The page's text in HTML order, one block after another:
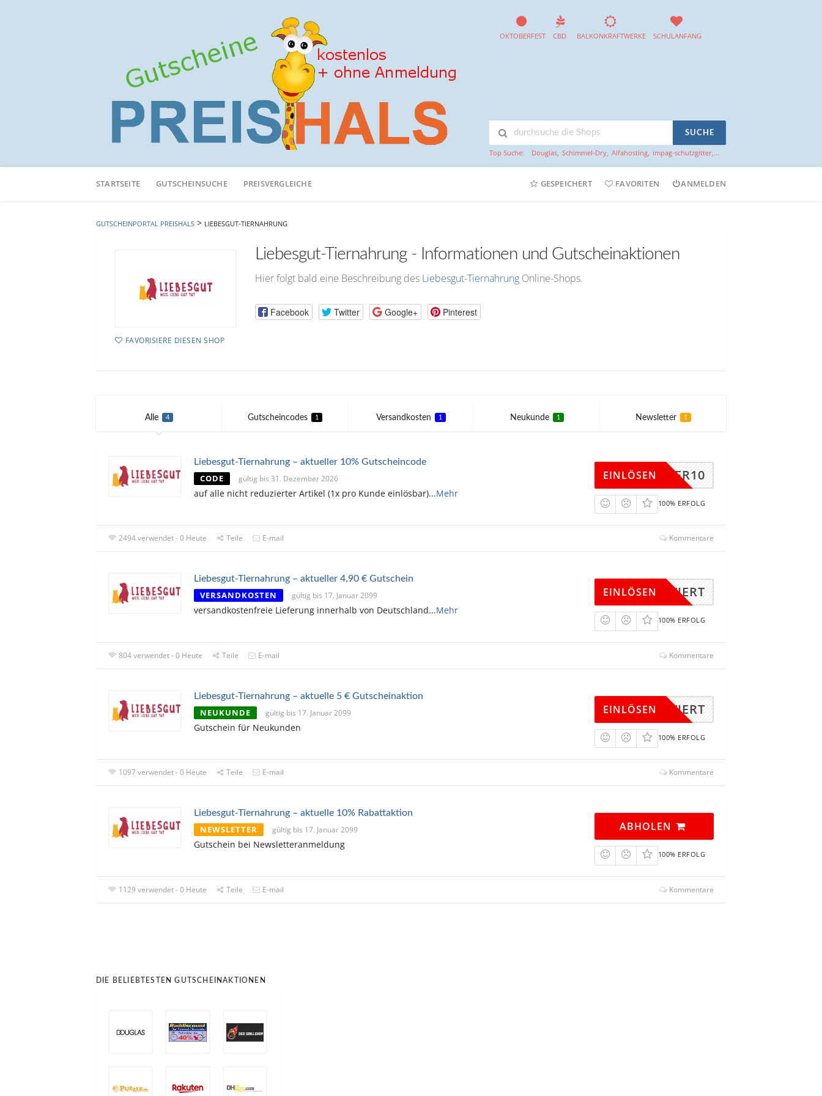
OKTOBERFEST CBD BALKONKRAFTWERKE SCHULANFANG
SUCHE
Top Suche: Douglas, Schimmel-Dry, Alfahosting, impag-schutzgitter,...
Online-
STARTSEITE GUTSCHEINSUCHE PREISVERGLEICHE GESPEICHERT FAVORITEN ANMELDEN
GUTSCHEINPORTAL PREISHALS > LIEBESGUT-TIERNAHRUNG
FAVORISIERE DIESEN SHOP
Liebesgut-Tiernahrung - Informationen und Gutscheinaktionen
Hier folgt bald eine Beschreibung des Liebesgut-Tiernahrung Online-Shops.
Facebook Twitter Google+ Pinterest
Alle 4 Gutscheincodes 1 Versandkosten 1 Neukunde 1 Newsletter 1
Liebesgut-Tiernahrung – aktueller 10% Gutscheincode
CODE gültig bis 31. Dezember 2026
auf alle nicht reduzierter Artikel (1x pro Kunde einlösbar)...Mehr
FUTTER10
EINLÖSEN
100% ERFOLG
2494 verwendet - 0 Heute Teile E-mail Kommentare
Liebesgut-Tiernahrung – aktueller 4,90 € Gutschein
VERSANDKOSTEN gültig bis 17. Januar 2099
versandkostenfreie Lieferung innerhalb von Deutschland...Mehr
KTIVIERT
EINLÖSEN
100% ERFOLG
804 verwendet - 0 Heute Teile E-mail Kommentare
Liebesgut-Tiernahrung – aktuelle 5 € Gutscheinaktion
NEUKUNDE gültig bis 17. Januar 2099
Gutschein für Neukunden
KTIVIERT
EINLÖSEN
100% ERFOLG
1097 verwendet - 0 Heute Teile E-mail Kommentare
Liebesgut-Tiernahrung – aktuelle 10% Rabattaktion
NEWSLETTER gültig bis 17. Januar 2099
Gutschein bei Newsletteranmeldung
ABHOLEN
100% ERFOLG
1129 verwendet - 0 Heute Teile E-mail Kommentare
DIE BELIEBTESTEN GUTSCHEINAKTIONEN